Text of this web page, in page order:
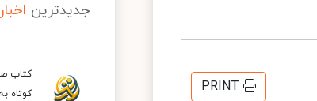
PRINT
جدیدترین
کتاب
کوتاه